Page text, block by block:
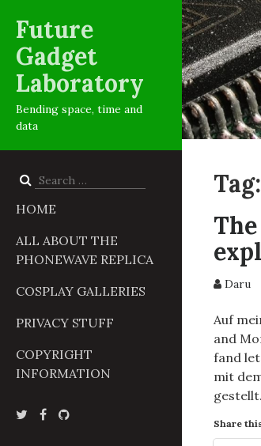
Future
Gadget
Laboratory
Bending space, time and
data
Search
HOME
ALL ABOUT THE
PHONEWAVE REPLICA
COSPLAY GALLERIES
PRIVACY STUFF
COPYRIGHT
INFORMATION
Tag:
Daru
Auf
and
fand
mit
Share